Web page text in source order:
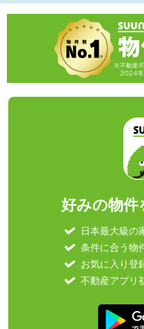
好みの物件
日本最大級の
条件に合う物
お気に入り登
不動産アプリ